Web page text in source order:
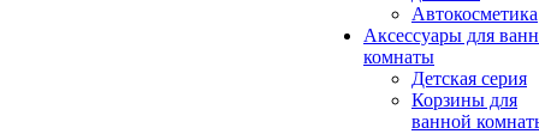
Автокосметика
Аксессуары для
комнаты
Детская серия
Корзины для
ванной